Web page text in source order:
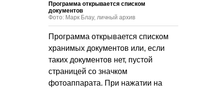
Программа открывается списком
документов
Фото: Марк Блау, личный архив
Программа открывается списком
хранимых документов или, если
таких документов нет, пустой
страницей со значком
фотоаппарата. При нажатии на